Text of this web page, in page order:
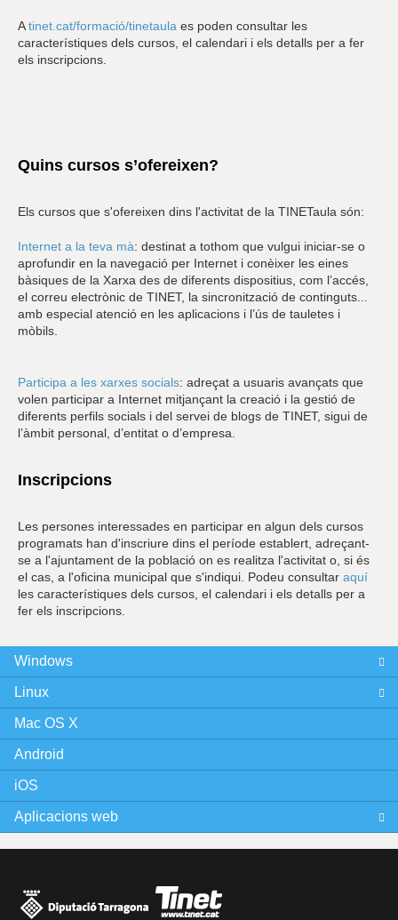
Atinet.cat/formació/tinetaula es poden consultar les
característiques dels cursos, el calendari i els detalls per a fer
els inscripcions.
Quins cursos s’ofereixen?
Els cursos que s'ofereixen dins l'activitat de la TINETaula són:
Internet a la teva mà: destinat a tothom que vulgui iniciar-se o
aprofundir en la navegació per Internet i conèixer les eines
bàsiques de la Xarxa des de diferents dispositius, com l’accés,
el correu electrònic de TINET, la sincronització de continguts...
amb especial atenció en les aplicacions i l’ús de tauletes i
mòbils.
Participa a les xarxes socials: adreçat a usuaris avançats que
volen participar a Internet mitjançant la creació i la gestió de
diferents perfils socials i del servei de blogs de TINET, sigui de
l’àmbit personal, d’entitat o d’empresa.
Inscripcions
Les persones interessades en participar en algun dels cursos
programats han d'inscriure dins el període establert, adreçant-
se a l'ajuntament de la població on es realitza l'activitat o, si és
el cas, a l'oficina municipal que s'indiqui. Podeu consultar aquí
les característiques dels cursos, el calendari i els detalls per a
fer els inscripcions.
Windows
Linux
Mac OS X
Android
iOS
Aplicacions web